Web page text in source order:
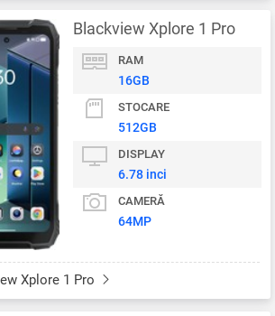
Blackview Xplore 1 Pro
RAM
16GB
STOCARE
512GB
DISPLAY
6.78 inci
CAMERĂ
64MP
Xplore 1 Pro